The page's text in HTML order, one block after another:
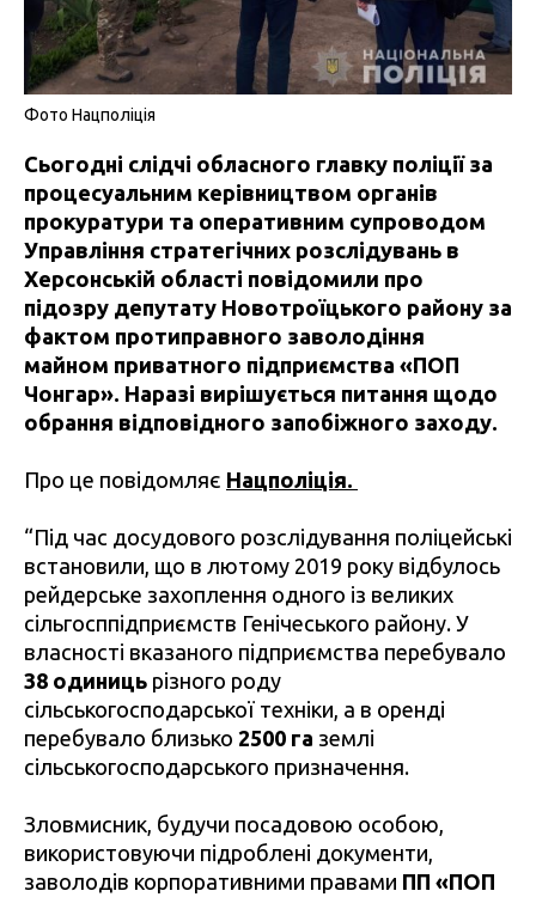
Фото Нацполіція
Сьогодні слідчі обласного главку поліції за
процесуальним керівництвом органів
прокуратури та оперативним супроводом
Управління стратегічних розслідувань в
Херсонській області повідомили про
підозру депутату Новотроїцького району за
фактом протиправного заволодіння
майном приватного підприємства «ПОП
Чонгар». Наразі вирішується питання щодо
обрання відповідного запобіжного заходу.
Про це повідомляє Нацполіція.
“Під час досудового розслідування поліцейські
встановили, що в лютому 2019 року відбулось
рейдерське захоплення одного із великих
сільгосппідприємств Генічеського району. У
власності вказаного підприємства перебувало
38 одиниць різного роду
сільськогосподарської техніки, а в оренді
перебувало близько 2500 га землі
сільськогосподарського призначення.
Зловмисник, будучи посадовою особою,
використовуючи підроблені документи,
заволодів корпоративними правами ПП «ПОП